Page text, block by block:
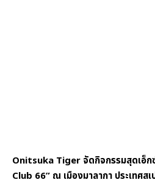
Onitsuka Tiger จัดกิจกรรมสุดเอ็
Club 66” ณ เมืองมาลากา ประเทศสเ